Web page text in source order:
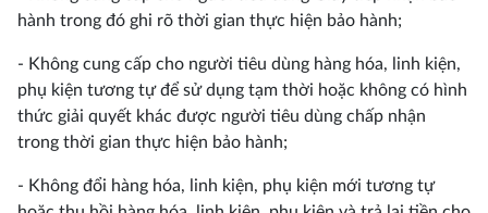
hành trong đó ghi rõ thời gian thực hiện bảo hành;
- Không cung cấp cho người tiêu dùng hàng hóa, linh kiện,
phụ kiện tương tự để sử dụng tạm thời hoặc không có hình
thức giải quyết khác được người tiêu dùng chấp nhận
trong thời gian thực hiện bảo hành;
- Không đổi hàng hóa, linh kiện, phụ kiện mới tương tự